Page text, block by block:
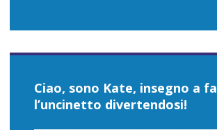
Ciao, sono Kate, insegno a
l’uncinetto divertendosi!